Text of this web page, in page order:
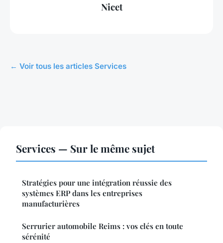
Nicet
← Voir tous les articles Services
Services — Sur le même sujet
Stratégies pour une intégration réussie des
systèmes ERP dans les entreprises
manufacturières
Serrurier automobile Reims : vos clés en toute
sérénité